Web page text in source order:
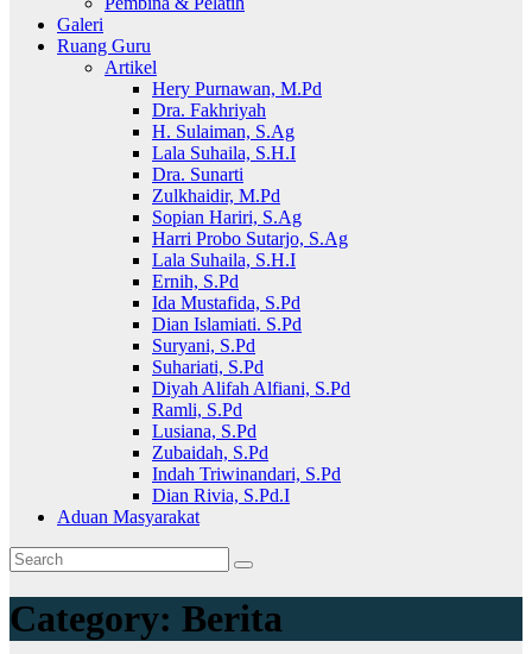
Galeri
Ruang Guru
Artikel
Hery Purnawan, M.Pd
Dra. Fakhriyah
H. Sulaiman, S.Ag
Lala Suhaila, S.H.I
Dra. Sunarti
Zulkhaidir, M.Pd
Sopian Hariri, S.Ag
Harri Probo Sutarjo, S.Ag
Lala Suhaila, S.H.I
Ernih, S.Pd
Ida Mustafida, S.Pd
Dian Islamiati. S.Pd
Suryani, S.Pd
Suhariati, S.Pd
Diyah Alifah Alfiani, S.Pd
Ramli, S.Pd
Lusiana, S.Pd
Zubaidah, S.Pd
Indah Triwinandari, S.Pd
Dian Rivia, S.Pd.I
Aduan Masyarakat
Category: Berita